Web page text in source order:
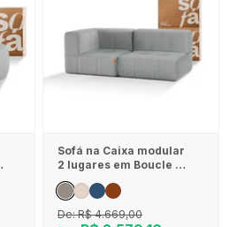
Sofá na Caixa modular
2 lugares em Boucle - 1
De:R$ 4.669,00